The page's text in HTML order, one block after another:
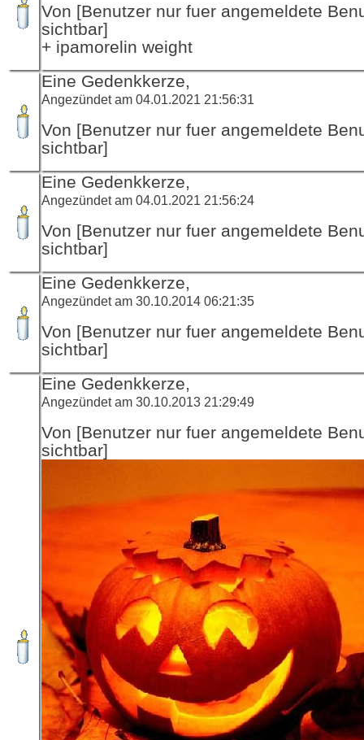
Von [Benutzer nur fuer angemeldete
sichtbar]
+ ipamorelin weight
Eine Gedenkkerze,
Angezündet am 04.01.2021 21:56:31
Von [Benutzer nur fuer angemeldete
sichtbar]
Eine Gedenkkerze,
Angezündet am 04.01.2021 21:56:24
Von [Benutzer nur fuer angemeldete
sichtbar]
Eine Gedenkkerze,
Angezündet am 30.10.2014 06:21:35
Von [Benutzer nur fuer angemeldete
sichtbar]
Eine Gedenkkerze,
Angezündet am 30.10.2013 21:29:49
Von [Benutzer nur fuer angemeldete
sichtbar]